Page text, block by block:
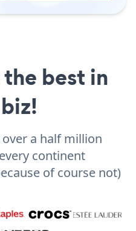
best in
over a half million
continent
of course not)